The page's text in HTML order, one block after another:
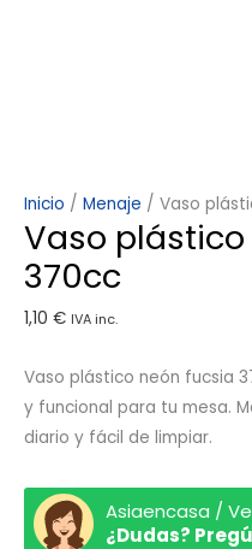
Inicio / Menaje / Vaso
Vaso
370cc
1,10 € IVA inc.
Vaso plástico neón fucsia
y funcional para tu mesa.
diario y fácil de limpiar.
Asiaencasa /
¿Dudas?